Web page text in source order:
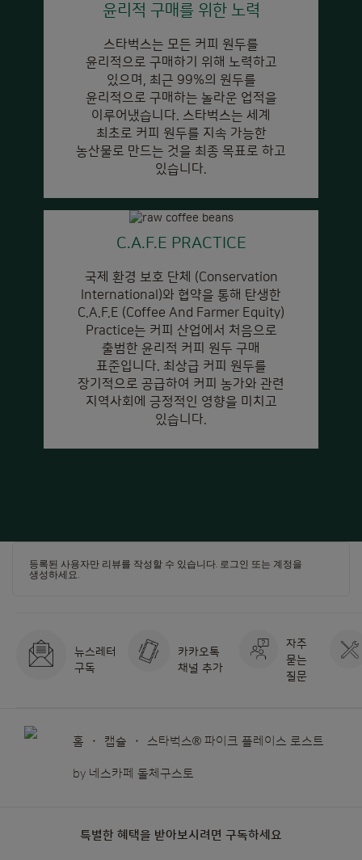
윤리적 구매를 위한 노력
스타벅스는 모든 커피 원두를
윤리적으로 구매하기 위해 노력하고
있으며, 최근 99%의 원두를
윤리적으로 구매하는 놀라운 업적을
이루어냈습니다. 스타벅스는 세계
최초로 커피 원두를 지속 가능한
농산물로 만드는 것을 최종 목표로 하고
있습니다.
C.A.F.E PRACTICE
국제 환경 보호 단체 (Conservation
International)와 협약을 통해 탄생한
C.A.F.E (Coffee And Farmer Equity)
Practice는 커피 산업에서 처음으로
출범한 윤리적 커피 원두 구매
표준입니다. 최상급 커피 원두를
장기적으로 공급하여 커피 농가와 관련
지역사회에 긍정적인 영향을 미치고
있습니다.
등록된 사용자만 리뷰를 작성할 수 있습니다. 로그인 또는 계정을
생성하세요
뉴스레터
구독
카카오톡
채널 추가
자주
묻는
질문
홈 캡슐 스타벅스® 파이크 플레이스 로스트
by 네스카페 돌체구스토
특별한 혜택을 받아보시려면 구독하세요